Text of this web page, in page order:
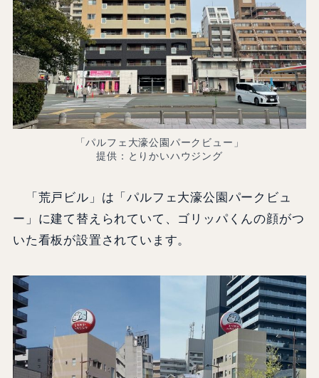
「パルフェ大濠公園パークビュー」
提供：とりかいハウジング
「荒戸ビル」は「パルフェ大濠公園パークビュ
ー」に建て替えられていて、ゴリッパくんの顔がつ
いた看板が設置されています。